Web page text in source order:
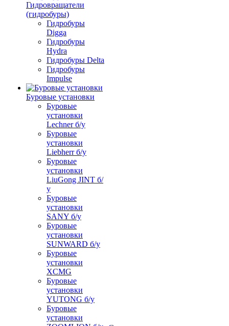
Гидровращатели
(гидробуры)
Гидробуры
Digga
Гидробуры
Hydra
Гидробуры Delta
Гидробуры
Impulse
Буровые установки
Буровые
установки
Lechner б/у
Буровые
установки
Liebherr б/у
Буровые
установки
LiuGong JINT б/
у
Буровые
установки
SANY б/у
Буровые
установки
SUNWARD б/у
Буровые
установки
XCMG
Буровые
установки
YUTONG б/у
Буровые
установки